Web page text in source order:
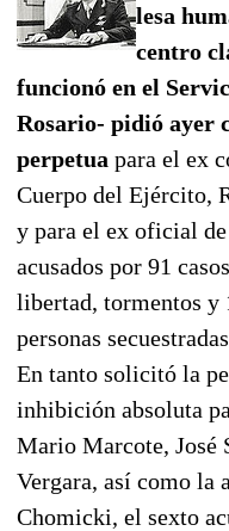
lesa
centro
funcionó en el
Rosario- pidió ayer
perpetua para el ex
Cuerpo del Ejército,
y para el ex oficial
acusados por 91
libertad, tormentos y
personas
En tanto solicitó la
inhibición absoluta
Mario Marcote, José
Vergara, así como la
Chomicki, el sexto